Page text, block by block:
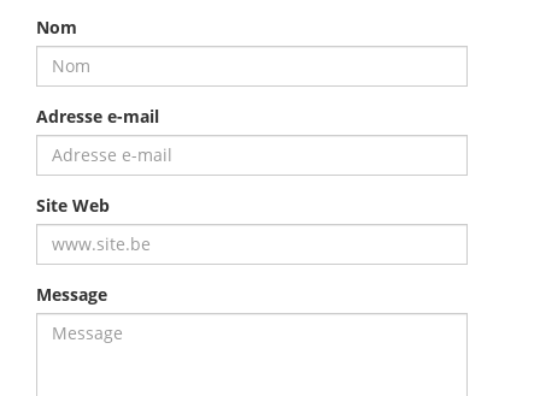
Nom
Adresse e-mail
Site Web
Message